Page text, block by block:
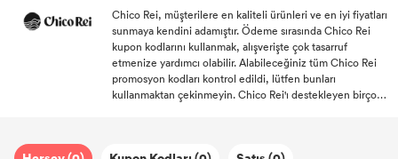
Chico Rei, müşterilere en kaliteli ürünleri ve en iyi fiyatları
sunmaya kendini adamıştır. Ödeme sırasında Chico Rei
kupon kodlarını kullanmak, alışverişte çok tasarruf
etmenize yardımcı olabilir. Alabileceğiniz tüm Chico Rei
promosyon kodları kontrol edildi, lütfen bunları
kullanmaktan çekinmeyin. Chico Rei'ı destekleyen birçok